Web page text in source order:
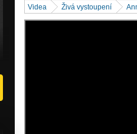
Videa Živá vystoupení